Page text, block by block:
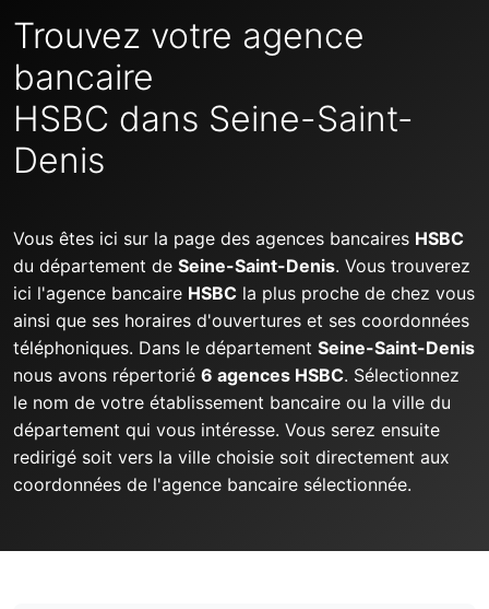
Trouvez votre agence
bancaire
HSBC dans Seine-Saint-
Denis
Vous êtes ici sur la page des agences bancaires HSBC
du département de Seine-Saint-Denis. Vous trouverez
ici l'agence bancaire HSBC la plus proche de chez vous
ainsi que ses horaires d'ouvertures et ses coordonnées
téléphoniques. Dans le département Seine-Saint-Denis
nous avons répertorié 6 agences HSBC. Sélectionnez
le nom de votre établissement bancaire ou la ville du
département qui vous intéresse. Vous serez ensuite
redirigé soit vers la ville choisie soit directement aux
coordonnées de l'agence bancaire sélectionnée.